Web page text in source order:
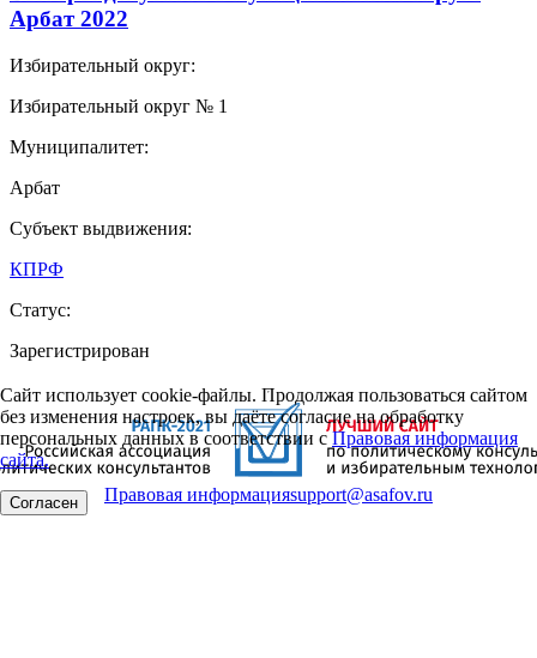
Арбат 2022
Избирательный округ:
Избирательный округ № 1
Муниципалитет:
Арбат
Субъект выдвижения:
КПРФ
Статус:
Зарегистрирован
Сайт использует cookie-файлы. Продолжая пользоваться сайтом
без изменения настроек, вы даёте согласие на обработку
персональных данных в соответствии сПравовая информация
сайта.
Согласен Правовая информацияsupport@asafov.ru